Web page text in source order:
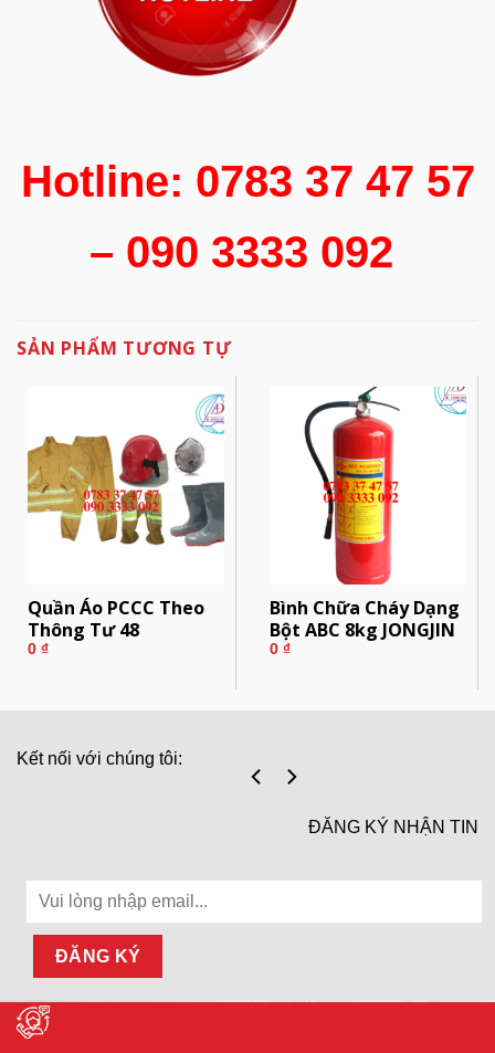
Hotline: 0783 37 47 57
– 090 3333 092
SẢN PHẨM TƯƠNG TỰ
Quần Áo PCCC Theo
Thông Tư 48
0 ₫
Bình Chữa Cháy Dạng
Bột ABC 8kg JONGJIN
0 ₫
Kết nối với chúng tôi:
ĐĂNG KÝ NHẬN TIN